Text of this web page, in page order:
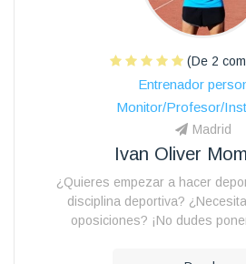
(De 2
Entrenador
Monitor/Profesor/
Madrid
Ivan Oliver
¿Quieres empezar a hacer
disciplina deportiva?
oposiciones? ¡No dudes